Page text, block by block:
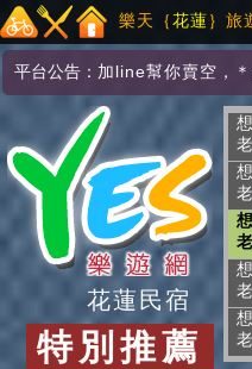
樂天｛花蓮｝旅
平台公告： 加line幫你賣空 ，
花蓮民宿
特別推薦